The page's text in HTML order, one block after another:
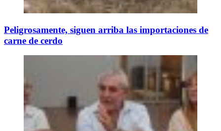
Peligrosamente, siguen arriba las importaciones de
carne de cerdo